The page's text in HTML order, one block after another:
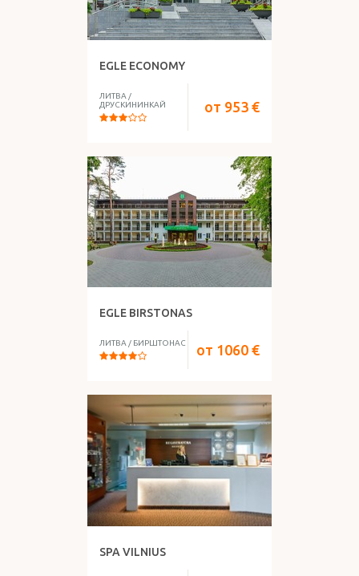
EGLE ECONOMY
ЛИТВА /
ДРУСКИНИНКАЙ
от 953 €
EGLE BIRSTONAS
ЛИТВА/ БИРШТОНАС от 1060 €
SPA VILNIUS